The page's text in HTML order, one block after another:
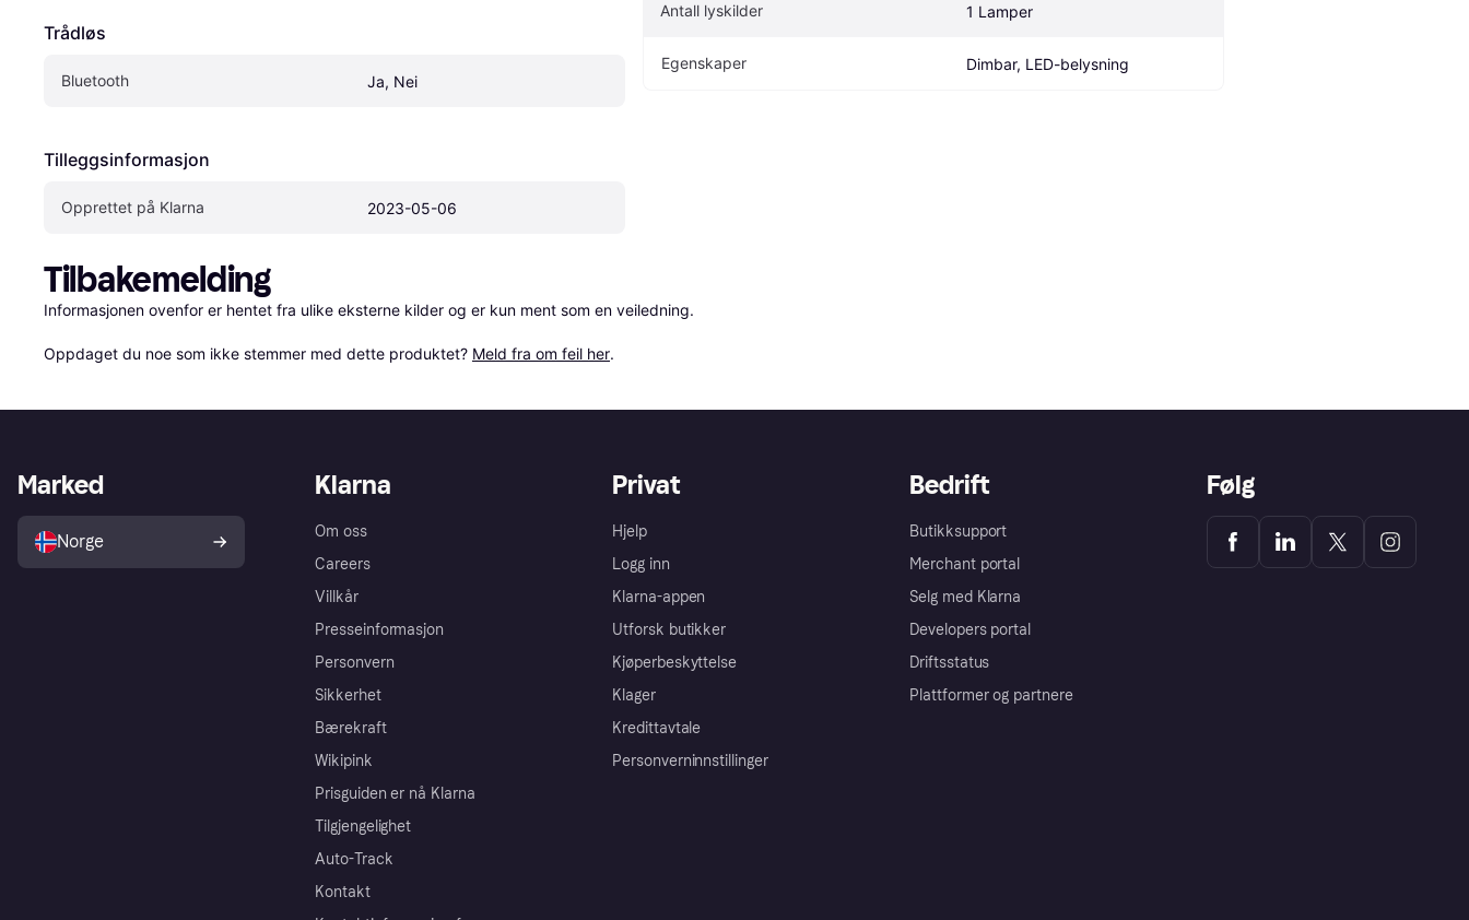
Trådløs
Bluetooth Ja, Nei
Tilleggsinformasjon
Opprettet på Klarna 2023-05-06
Antall lyskilder 1 Lamper
Egenskaper Dimbar, LED-belysning
Tilbakemelding
Informasjonen ovenfor er hentet fra ulike eksterne kilder og er kun ment som en veiledning.
Oppdaget du noe som ikke stemmer med dette produktet? Meld fra om feil her.
Klarna
Om oss
Careers
Villkår
Presseinformasjon
Personvern
Sikkerhet
Bærekraft
Wikipink
Prisguiden er nå Klarna
Tilgjengelighet
Auto-Track
Kontakt
Privat
Hjelp
Logg inn
Klarna-appen
Utforsk butikker
Kjøperbeskyttelse
Klager
Kredittavtale
Personverninnstillinger
Bedrift
Butikksupport
Merchant portal
Selg med Klarna
Developers portal
Driftsstatus
Plattformer og partnere
Marked
Norge
Følg